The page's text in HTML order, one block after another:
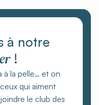
à notre
!
à la pelle… et on
qui aiment
le club des